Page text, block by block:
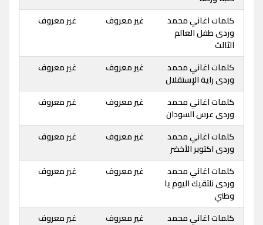
كلمات اغاني محمد
وردى طفل العالم
الثالث
غير معروف غير معروف
كلمات اغاني محمد
وردى راية الإستقلال
غير معروف غير معروف
كلمات اغاني محمد
وردى عرس السودان
غير معروف غير معروف
كلمات اغاني محمد
وردى اكتوبر الأخضر
غير معروف غير معروف
كلمات اغاني محمد
وردى نلتقيك اليوم يا
وطني
غير معروف غير معروف
كلمات اغاني محمد
غير معروف غير معروف